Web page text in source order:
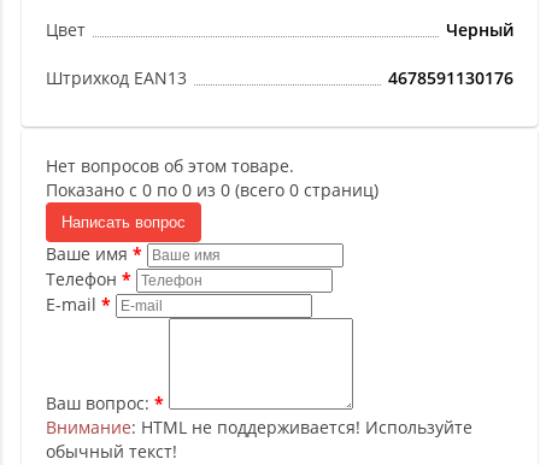
Цвет Черный
Штрихкод EAN13 4678591130176
Нет вопросов об этом товаре.
Показано с 0 по 0 из 0 (всего 0 страниц)
Написать вопрос
Ваше имя
Телефон
E-mail
Ваш вопрос:
Внимание: HTML не поддерживается! Используйте
обычный текст!